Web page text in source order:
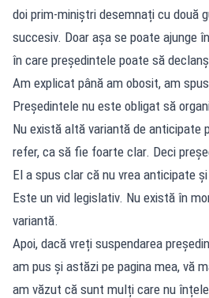
doi prim-miniștri desemnați cu două
succesiv. Doar așa se poate ajunge
în care președintele poate să
Am explicat până am obosit, am
Președintele nu este obligat să
Nu există altă variantă de anticipate
refer, ca să fie foarte clar. Deci
El a spus clar că nu vrea anticipate
Este un vid legislativ. Nu există în
variantă.
Apoi, dacă vreți suspendarea
am pus și astăzi pe pagina mea, vă
am văzut că sunt mulți care nu